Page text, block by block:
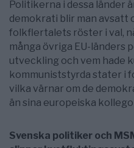
Politikerna i dessa länder
demokrati blir man avsatt
folkflertalets röster i val,
många övriga EU-länders
utveckling och vem hade
kommuniststyrda stater i
vilka värnar om de
än sina europeiska
Svenska politiker och